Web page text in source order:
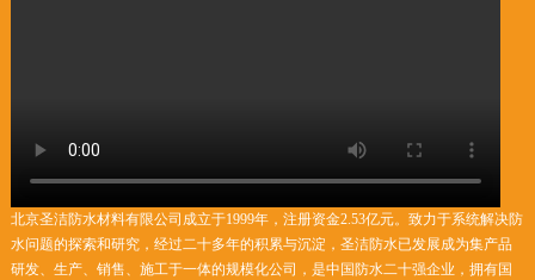
北京圣洁防水材料有限公司成立于1999年，注册资金2.53亿元。致力于系统解决防
水问题的探索和研究，经过二十多年的积累与沉淀，圣洁防水已发展成为集产品
研发、生产、销售、施工于一体的规模化公司，是中国防水二十强企业，拥有国